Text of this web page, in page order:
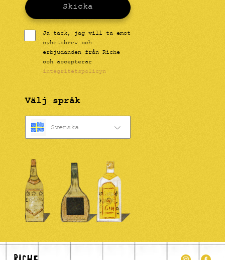
Skicka
Ja tack, jag vill ta emot
nyhetsbrev och
erbjudanden från Riche
och accepterar
integritetspolicyn
Välj språk
Svenska